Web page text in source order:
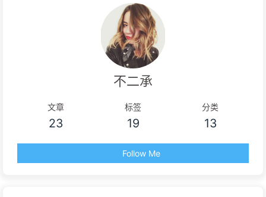
不二承
文章
23
标签
19
分类
13
Follow Me